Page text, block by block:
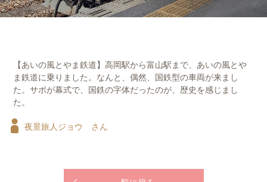
【あいの風とやま鉄道】高岡駅から富山駅まで、あいの風とや
ま鉄道に乗りました。なんと、偶然、国鉄型の車両が来まし
た。サボが幕式で、国鉄の字体だったのが、歴史を感じまし
た。
夜景旅人ジョウ さん